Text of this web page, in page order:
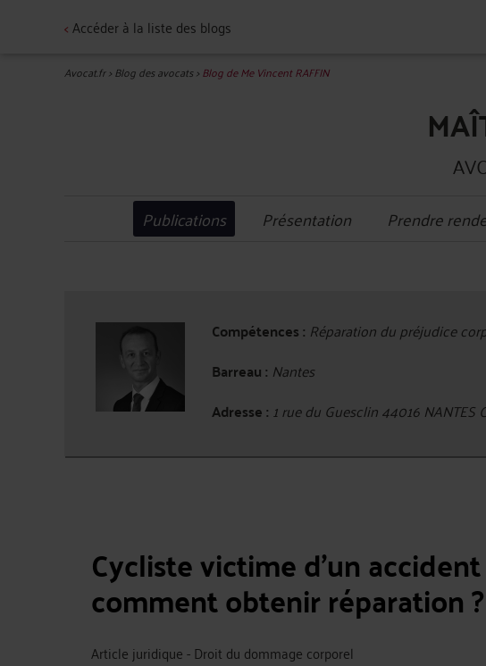
<Accéder à la liste des blogs
Avocat.fr>Blog des avocats>Blog de Me Vincent RAFFIN
Publications Présentation Prendre
Compétences : Réparation du préjudice
Barreau : Nantes
Adresse : 1 rue du Guesclin 44016 NANTES
Cycliste victime d’un
comment obtenir réparation ?
Article juridique - Droit du dommage corporel